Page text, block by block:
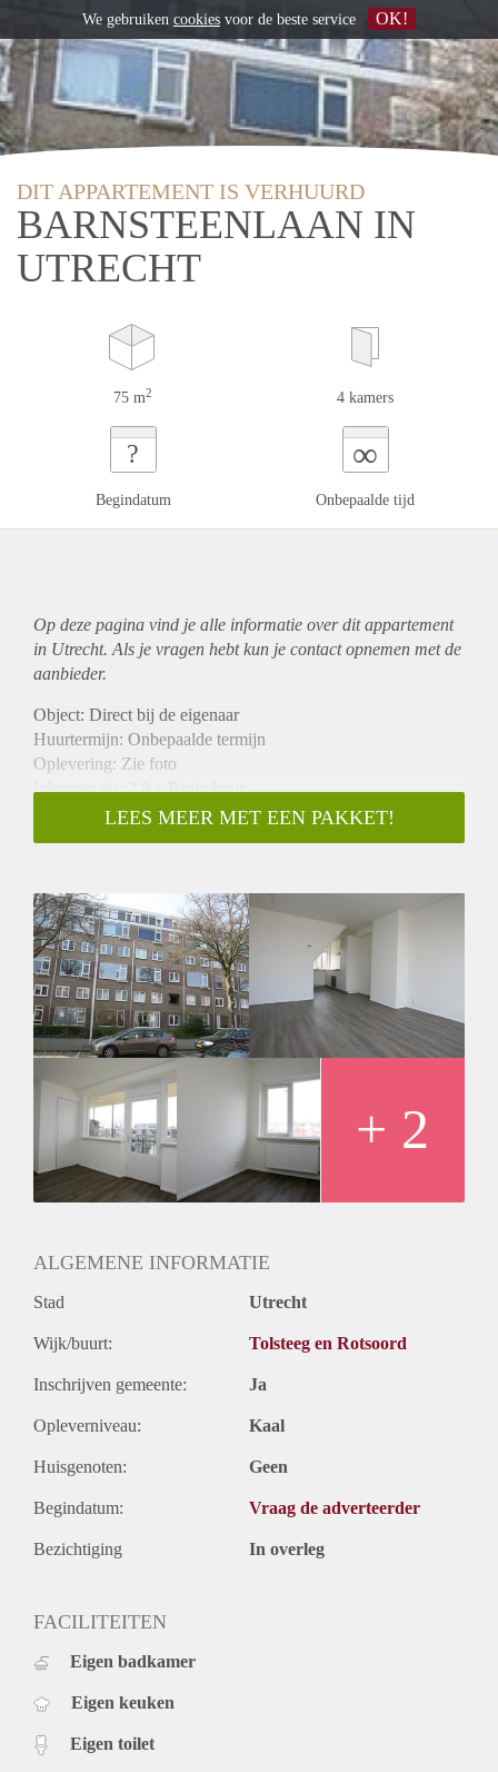
DIT APPARTEMENT IS VERHUURD
BARNSTEENLAAN IN
UTRECHT
75 m2 4 kamers
?
Begindatum
∞
Onbepaalde tijd
Op deze pagina vind je alle informatie over ditappartement
in Utrecht. Als je vragen hebt kun je contact opnemen met de
aanbieder.
Object: Direct bij de eigenaar
Huurtermijn: Onbepaalde termijn
Oplevering: Zie foto
Inkomen eis: 2,8 x Bruto huur
Garantiestelling mogelijk: Ja
Borg: 1 Maand
Huisdieren toegestaan: Afhankelijk van de Eigenaar
Huurtoeslag grens: Nee
Geschikt voor studenten: Afhankelijk van de Eigenaar
LEES MEER MET EEN PAKKET!
+ 2
ALGEMENE INFORMATIE
Stad Utrecht
Wijk/buurt: Tolsteeg en Rotsoord
Inschrijven gemeente: Ja
Opleverniveau: Kaal
Huisgenoten: Geen
Begindatum: Vraag de adverteerder
Bezichtiging In overleg
FACILITEITEN
Eigen badkamer
Eigen keuken
Eigen toilet
We gebruiken cookies voor de beste service OK!